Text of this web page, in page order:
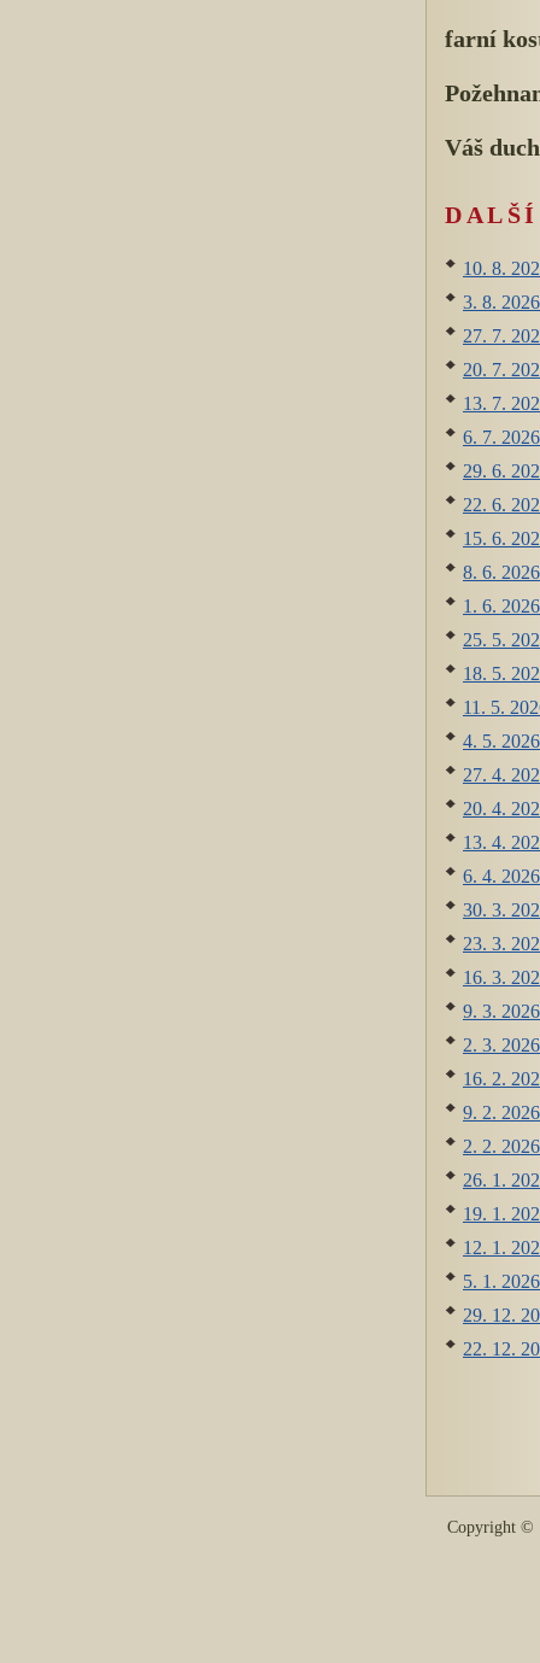
farní
Váš
10. 8.
3. 8.
27. 7.
20. 7.
13. 7.
6. 7.
29. 6.
22. 6.
15. 6.
8. 6.
1. 6.
25. 5.
18. 5.
11. 5.
4. 5.
27. 4.
20. 4.
13. 4.
6. 4.
30. 3.
23. 3.
16. 3.
9. 3.
2. 3.
16. 2.
9. 2.
2. 2.
26. 1.
19. 1.
12. 1.
5. 1.
29. 12.
22. 12.
Copyright